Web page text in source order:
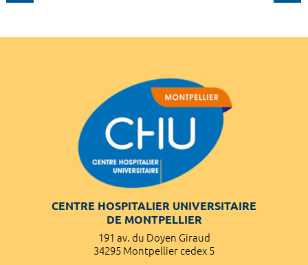
CENTRE HOSPITALIER UNIVERSITAIRE
DE MONTPELLIER
191 av. du Doyen Giraud
34295 Montpellier cedex 5